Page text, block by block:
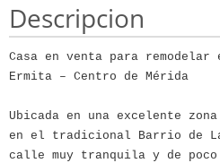
Descripcion
Casa en venta para
Ermita – Centro de Mérida
Ubicada en una excelente
en el tradicional Barrio de
calle muy tranquila y de